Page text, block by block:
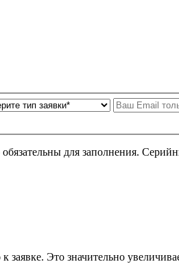
для заполнения.
Это значительно